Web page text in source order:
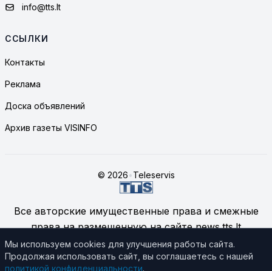
info@tts.lt
ССЫЛКИ
Контакты
Реклама
Доска объявлений
Архив газеты VISINFO
© 2026•Teleservis
Все авторские имущественные права и смежные
права на размещенную на сайте news.tts.lt
информацию принадлежат ЗАО "Telekomunikacinių
technologijų servisas", если не указано иное.
Мы используем cookies для улучшения работы сайта.
Продолжая использовать сайт, вы соглашаетесь с нашей
политикой конфиденциальности.